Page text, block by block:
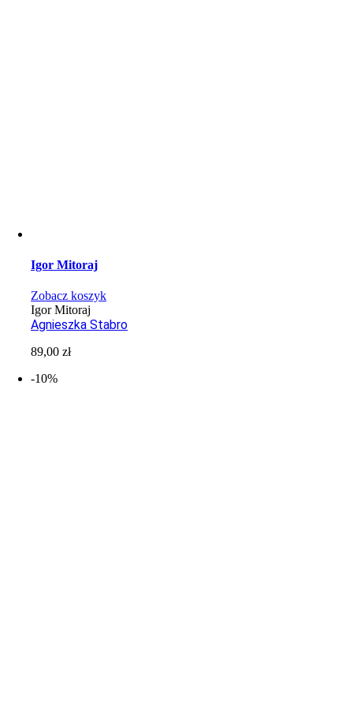
Igor Mitoraj
Zobacz koszyk
Igor Mitoraj
Agnieszka Stabro
89,00zł
-10%